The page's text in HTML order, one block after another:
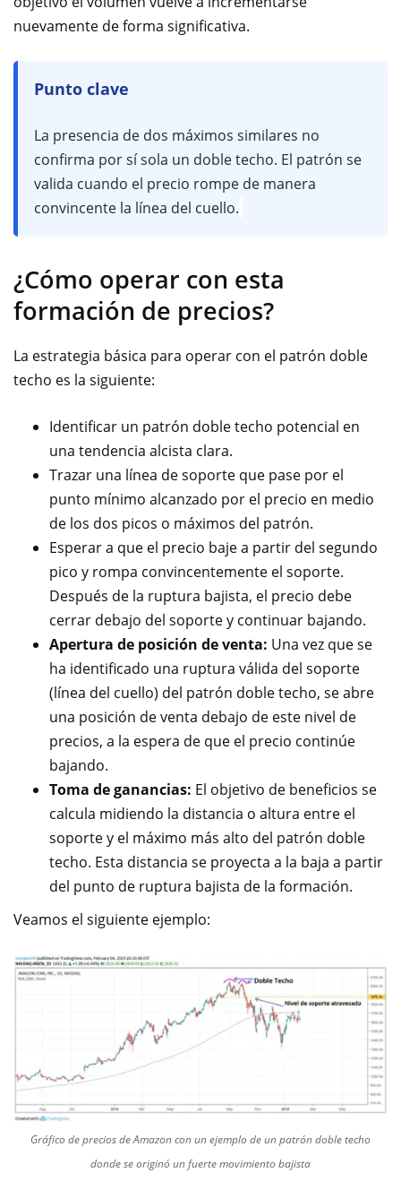
nuevamente de forma significativa.
Punto clave
La presencia de dos máximos similares no
confirma por sí sola un doble techo. El patrón se
valida cuando el precio rompe de manera
convincente la línea del cuello.
¿Cómo operar con esta
formación de precios?
La estrategia básica para operar con el patrón doble
techo es la siguiente:
Identificar un patrón doble techo potencial en
una tendencia alcista clara.
Trazar una línea de soporte que pase por el
punto mínimo alcanzado por el precio en medio
de los dos picos o máximos del patrón.
Esperar a que el precio baje a partir del segundo
pico y rompa convincentemente el soporte.
Después de la ruptura bajista, el precio debe
cerrar debajo del soporte y continuar bajando.
Apertura de posición de venta: Una vez que se
ha identificado una ruptura válida del soporte
(línea del cuello) del patrón doble techo, se abre
una posición de venta debajo de este nivel de
precios, a la espera de que el precio continúe
bajando.
Toma de ganancias: El objetivo de beneficios se
calcula midiendo la distancia o altura entre el
soporte y el máximo más alto del patrón doble
techo. Esta distancia se proyecta a la baja a partir
del punto de ruptura bajista de la formación.
Veamos el siguiente ejemplo:
Gráfico de precios de Amazon con un ejemplo de un patrón doble techo
donde se originó un fuerte movimiento bajista